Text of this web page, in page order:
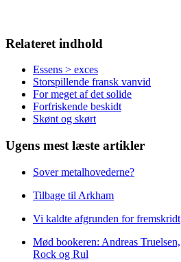
Relateret indhold
Essens > exces
Storspillende fransk vanvid
For meget af det solide
Forfriskende beskidt
Skønt og skørt
Ugens mest læste artikler
Sover metalhovederne?
Tilbage til Arkham
Vi kaldte afgrunden for fremskridt
Mød bookeren: Andreas Truelsen,
Rock og Rul